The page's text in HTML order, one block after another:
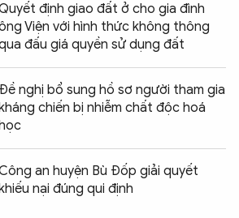
định giao đất ở cho gia đình
Viện với hình thức không thông
đấu giá quyền sử dụng đất
Đề nghị bổ sung hồ sơ người tham gia
chiến bị nhiễm chất độc hoá
an huyện Bù Đốp giải quyết
nại đúng qui định